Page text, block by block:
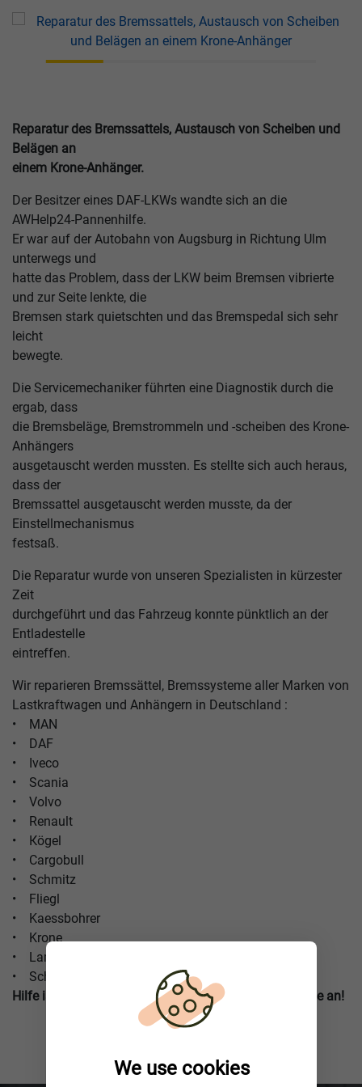
Reparatur des Bremssattels, Austausch von Scheiben und
Belägen an
einem Krone-Anhänger.
Der Besitzer eines DAF-LKWs wandte sich an die
AWHelp24-Pannenhilfe.
Er war auf der Autobahn von Augsburg in Richtung Ulm
unterwegs und
hatte das Problem, dass der LKW beim Bremsen vibrierte
und zur Seite lenkte, die
Bremsen stark quietschten und das Bremspedal sich sehr
leicht
bewegte.
Die Servicemechaniker führten eine Diagnostik durch die
ergab, dass
die Bremsbeläge, Bremstrommeln und -scheiben des Krone-
Anhängers
ausgetauscht werden mussten. Es stellte sich auch heraus,
dass der
Bremssattel ausgetauscht werden musste, da der
Einstellmechanismus
festsaß.
Die Reparatur wurde von unseren Spezialisten in kürzester
Zeit
durchgeführt und das Fahrzeug konnte pünktlich an der
Entladestelle
eintreffen.
Wir reparieren Bremssättel, Bremssysteme aller Marken von
Lastkraftwagen und Anhängern in Deutschland :
• MAN
• DAF
• Iveco
• Scania
• Volvo
• Renault
• Кögel
• Cargobull
• Schmitz
• Fliegl
• Kaessbohrer
• Krone
• Lamberet
• Schwarzemüller
Hilfe ist näher als Sie denken! Rufen Sie unsere Hotline an!
We use cookies